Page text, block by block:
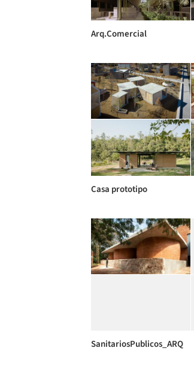
Arq.Comercial
Casa prototipo
SanitariosPublicos_ARQ